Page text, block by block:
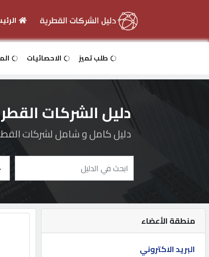
دخول
اعلانك
مطلوب
طلب تميز الاحصائيات
دليل الشركات
دليل كامل و شامل لشركات
منطقة الأعضاء
البريد الاكتروني